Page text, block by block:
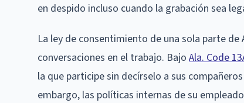
en despido incluso cuando la grabación sea
La ley de consentimiento de una sola parte
conversaciones en el trabajo. Bajo Ala. Code
la que participe sin decírselo a sus
embargo, las políticas internas de su